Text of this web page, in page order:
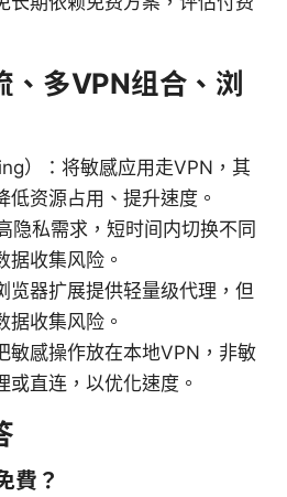
、多VPN组合、浏
）：将敏感应用走VPN，其
低资源占用、提升速度。
隐私需求，短时间内切换不同
据收集风险。
览器扩展提供轻量级代理，但
据收集风险。
敏感操作放在本地VPN，非敏
或直连，以优化速度。
費？